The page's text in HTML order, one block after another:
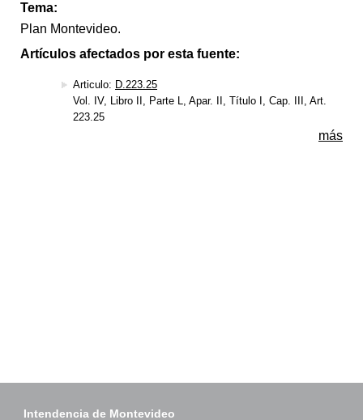
Tema:
Plan Montevideo.
Artículos afectados por esta fuente:
Articulo: D.223.25
Vol. IV, Libro II, Parte L, Apar. II, Título I, Cap. III, Art.
223.25
más
Intendencia de Montevideo